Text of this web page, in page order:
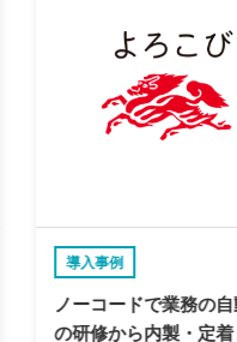
導入事例
ノーコードで業務の自
の研修から内製・定着